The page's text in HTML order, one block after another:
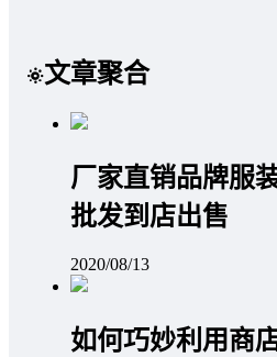
文章聚合
厂家直销品牌服
批发到店出售
2020/08/13
如何巧妙利用商